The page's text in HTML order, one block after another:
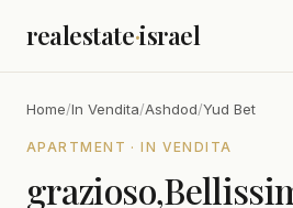
realestate·israel
Home/In Vendita/Ashdod/Yud Bet
APARTMENT · IN VENDITA